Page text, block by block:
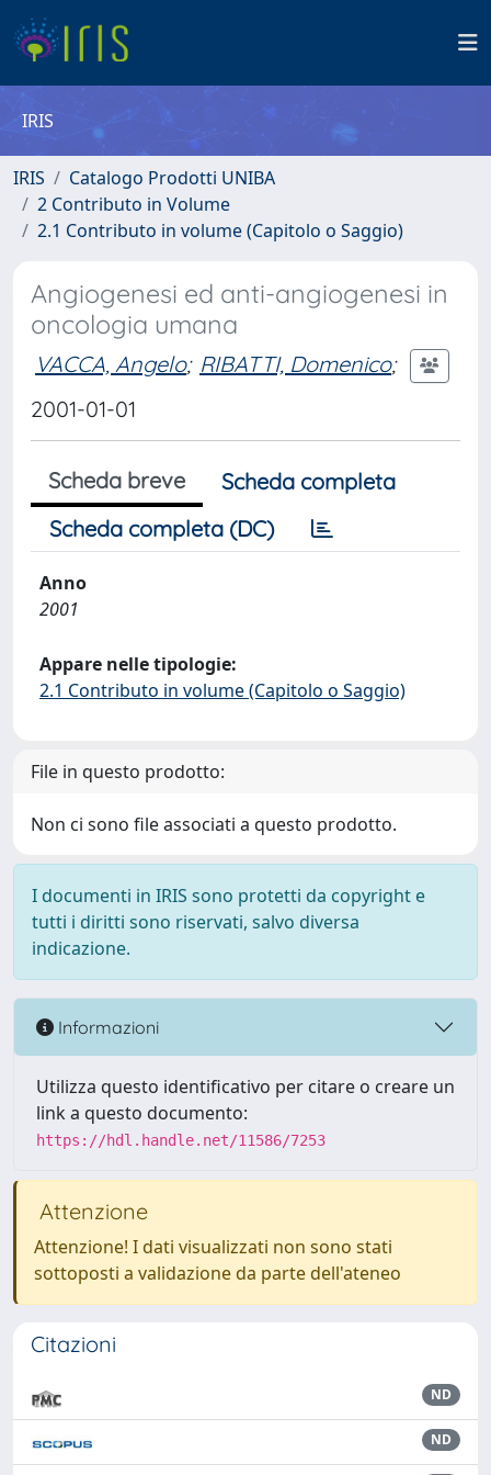
IRIS
IRIS
Catalogo Prodotti UNIBA
2 Contributo in Volume
2.1 Contributo in volume (Capitolo o Saggio)
Angiogenesi ed anti-angiogenesi in
oncologia umana
VACCA, Angelo; RIBATTI, Domenico;
2001-01-01
Scheda breve
Scheda completa
Scheda completa (DC)
Anno
2001
Appare nelle tipologie:
2.1 Contributo in volume (Capitolo o Saggio)
File in questo prodotto:
Non ci sono file associati a questo prodotto.
I documenti in IRIS sono protetti da copyright e
tutti i diritti sono riservati, salvo diversa
indicazione.
Informazioni
Utilizza questo identificativo per citare o creare un
link a questo documento:
https://hdl.handle.net/11586/7253
Attenzione
Attenzione! I dati visualizzati non sono stati
sottoposti a validazione da parte dell'ateneo
Citazioni
ND
ND